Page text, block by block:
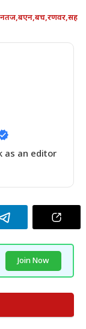
नतज,बएन,बच,रणवर,सह
as an editor
Join Now